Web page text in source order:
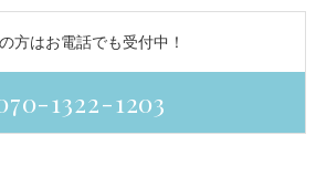
方はお電話でも受付中！
1322-1203